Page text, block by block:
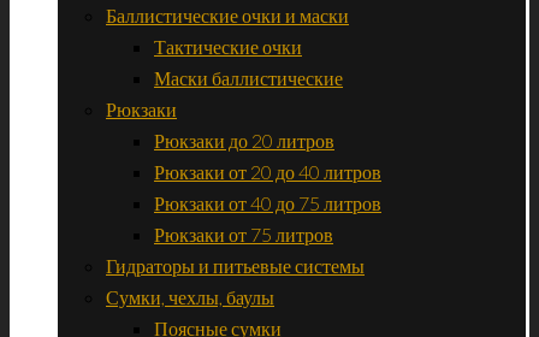
Баллистические очки и маски
Тактические очки
Маски баллистические
Рюкзаки
Рюкзаки до 20 литров
Рюкзаки от 20 до 40 литров
Рюкзаки от 40 до 75 литров
Рюкзаки от 75 литров
Гидраторы и питьевые системы
Сумки, чехлы, баулы
Поясные сумки